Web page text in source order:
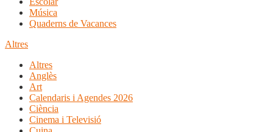
Música
Quaderns de Vacances
Altres
Altres
Anglès
Art
Calendaris i Agendes 2026
Ciència
Cinema i Televisió